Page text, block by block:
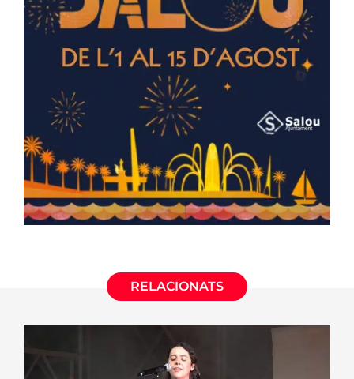
RELACIONATS